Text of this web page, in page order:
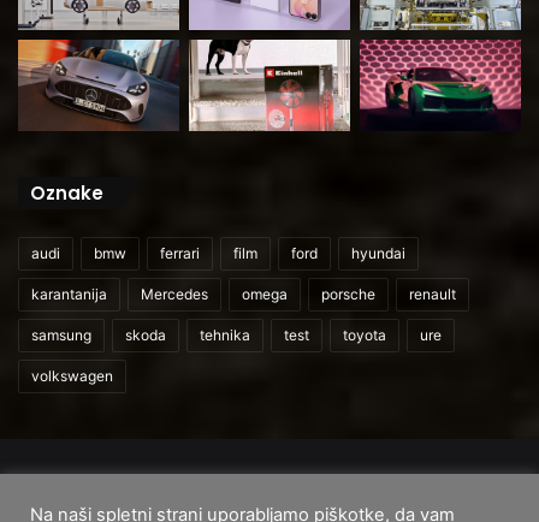
Oznake
audi bmw ferrari film ford hyundai
karantanija Mercedes omega porsche renault
samsung skoda tehnika test toyota ure
volkswagen
Na naši spletni strani uporabljamo piškotke, da vam